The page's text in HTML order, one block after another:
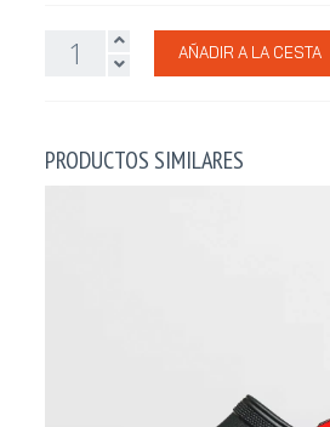
AÑADIR A LA CESTA
PRODUCTOS SIMILARES